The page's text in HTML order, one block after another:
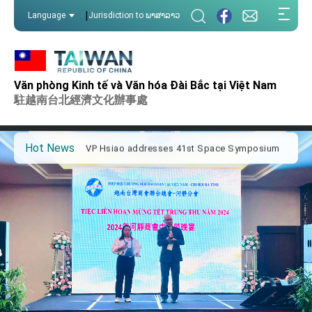
Language | Jurisdiction to ພາສາລາວ
Văn phòng Kinh tế và Văn hóa Đài Bắc tại Việt Nam
駐越南台北經濟文化辦事處
Hot News
Important Remarks of the Ministry of Foreign
Affairs
Taiwan government to open office in Arizona,
advancing Taiwan-US exchanges and
cooperation
for state visit
VP Hsiao addresses 41st Space Symposium
Taiwan’s economic growth is a priority for
President Lai
President Lai’s remarks for Lunar New Year
President Lai interviewed by AFP
President Lai holds press conference on
Taiwan- US Economic Prosperity Partnership
Dialogue
FM Lin attends Taiwan Panorama exhibit at
TIBE
President Lai meets US delegation led by